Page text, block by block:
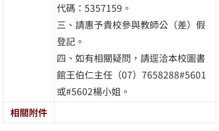
代碼：5357159。
三、請惠予貴校參與教師公（差）假
登記。
四、如有相關疑問，請逕洽本校圖書
館王伯仁主任（07）7658288#5601
或#5602楊小姐。
相關附件